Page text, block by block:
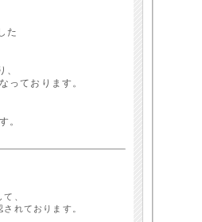
た
、
っております。
。
、
れております。